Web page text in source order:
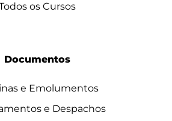
os Cursos
Documentos
e Emolumentos
e Despachos